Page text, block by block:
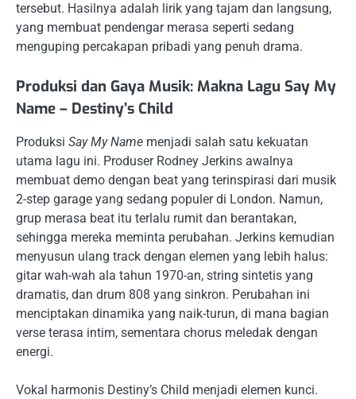
tersebut. Hasilnya adalah lirik yang tajam dan langsung,
yang membuat pendengar merasa seperti sedang
menguping percakapan pribadi yang penuh drama.
Produksi dan Gaya Musik: Makna Lagu Say My
Name – Destiny’s Child
Produksi Say My Name menjadi salah satu kekuatan
utama lagu ini. Produser Rodney Jerkins awalnya
membuat demo dengan beat yang terinspirasi dari musik
2-step garage yang sedang populer di London. Namun,
grup merasa beat itu terlalu rumit dan berantakan,
sehingga mereka meminta perubahan. Jerkins kemudian
menyusun ulang track dengan elemen yang lebih halus:
gitar wah-wah ala tahun 1970-an, string sintetis yang
dramatis, dan drum 808 yang sinkron. Perubahan ini
menciptakan dinamika yang naik-turun, di mana bagian
verse terasa intim, sementara chorus meledak dengan
energi.
Vokal harmonis Destiny’s Child menjadi elemen kunci.